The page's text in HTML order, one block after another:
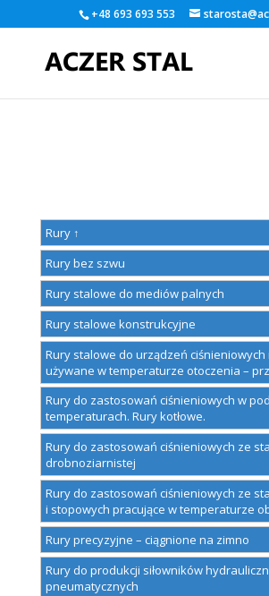
Warning: A non-numeric value encountered in
/home/klient.dhosting.pl/kamildlugos/
stal.pl/public_html/wp-content/themes/
+48 693 693 553
Rury ↑
Rury bez szwu
Rury stalowe do mediów palnych
Rury stalowe konstrukcyjne
Rury stalowe do urządzeń ciśnieniowych
używane w temperaturze otoczenia –
Rury do zastosowań ciśnieniowych w
temperaturach. Rury kotłowe.
Rury do zastosowań ciśnieniowych ze
drobnoziarnistej
Rury do zastosowań ciśnieniowych ze
i stopowych pracujące w temperaturze
Rury precyzyjne – ciągnione na zimno
Rury do produkcji siłowników
pneumatycznych